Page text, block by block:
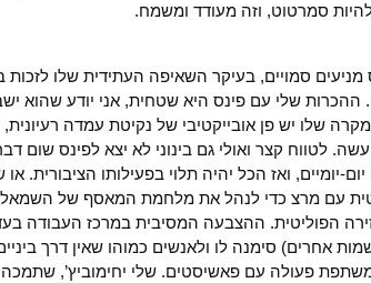
סמרטוט, וזה מעודד ומשמח.
סמויים, בעיקר השאיפה העתידית שלו לזכות
שלי עם פינס היא שטחית, אני יודע שהוא
שלו יש פן אובייקטיבי של נקיטת עמדה
לטווח קצר ואולי גם בינוני לא יצא לפינס שום
יומיים, ואז הכל יהיה תלוי בפעילותו הציבורית.
עם מרצ כדי לנהל את מלחמת המאסף של השמאל
הפוליטית. ההצבעה המסיבית במרכז העבודה
אחרים) סימנה לו ולאנשים כמוהו שאין דרך ביניים
פעולה עם פאשיסטים. שלי יחימוביץ’, שתמכה